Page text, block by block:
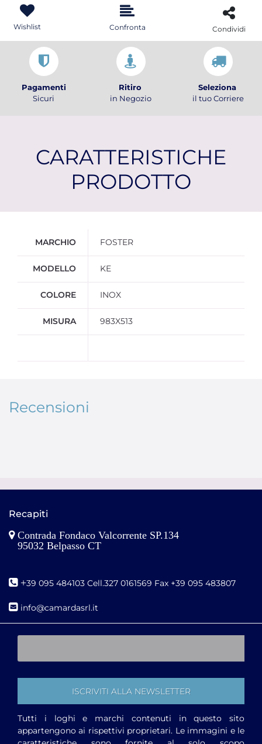
Wishlist Confronta Condividi
Pagamenti
Sicuri
Ritiro
in Negozio
Seleziona
il tuo Corriere
CARATTERISTICHE
PRODOTTO
MARCHIO FOSTER
MODELLO KE
COLORE INOX
MISURA 983X513
Recensioni
Recapiti
Contrada Fondaco Valcorrente SP.134
95032 Belpasso CT
+39 095 484103 Cell.327 0161569 Fax +39 095 483807
info@camardasrl.it
Tutti i loghi e marchi contenuti in questo sito
appartengono ai rispettivi proprietari. Le immagini e le